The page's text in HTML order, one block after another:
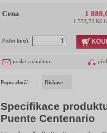
Cena 1
1 553,72 Kč
Počet kusů
poslat známému
Popis zboží Diskuse
Specifikace
Puente Centenario